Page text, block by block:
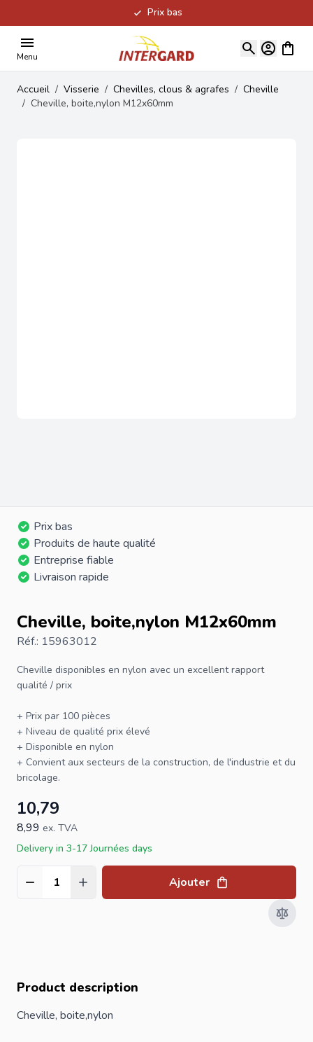
Prix bas
Menu
Voir
Accueil / Visserie / Chevilles, clous & agrafes / Cheville
/ Cheville, boite,nylon M12x60mm
Prix bas
Produits de haute qualité
Entreprise fiable
Livraison rapide
Cheville, boite,nylon M12x60mm
Réf.: 15963012
Cheville disponibles en nylon avec un excellent rapport
qualité / prix
+ Prix par 100 pièces
+ Niveau de qualité prix élevé
+ Disponible en nylon
+ Convient aux secteurs de la construction, de l'industrie et du
bricolage.
10,79
8,99 ex. TVA
Delivery in 3-17 Journées days
Quantité Ajouter
Product description
Cheville, boite,nylon